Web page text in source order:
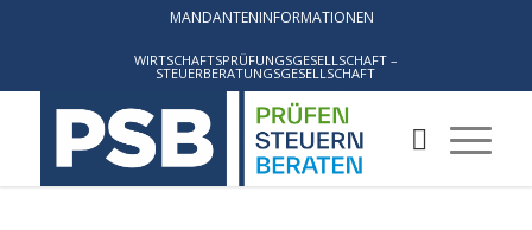
MANDANTENINFORMATIONEN
WIRTSCHAFTSPRÜFUNGSGESELLSCHAFT –
STEUERBERATUNGSGESELLSCHAFT